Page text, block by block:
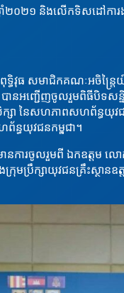
០២១ និងលើកទិសដៅការង
ទ្ធិវុធ សមាជិកគណៈអចិន្
ានអញ្ជើញចូលរួមពិធីបិទស
ក្សា នៃសហភាពសហព័ន្ធយុវ
ន្ធយុវជនកម្ពុជា។
ានការចូលរួមពី ឯកឧត្ត
ប្រឹក្សាយុវជនគ្រឹះស្ថាន